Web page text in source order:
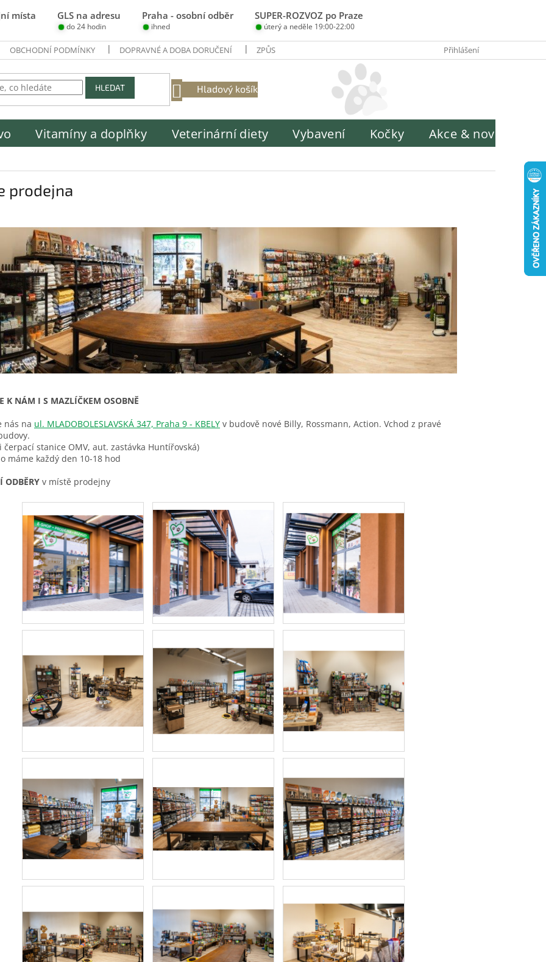
místa GLS na adresu Praha - osobní odběr SUPER-ROZVOZ po Praze
do 24 hodin ihned úterý a neděle 19:00-22:00
OBCHODNÍ PODMÍNKY DOPRAVNÉ A DOBA DORUČENÍ ZPŮSOBY PLATBY INFORMACE O ZPRACOVÁNÍ OSOBNÍCH ÚDAJŮ
Přihlášení
HLEDAT
NÁKUPNÍ
Hladový košík
Vitamíny a doplňky Veterinární diety Vybavení Kočky Akce & novinky
prodejna
K NÁM I S MAZLÍČKEM OSOBNĚ
nás na ul. MLADOBOLESLAVSKÁ 347, Praha 9 - KBELY v budově nové Billy, Rossmann, Action. Vchod z pravé
čerpací stanice OMV, aut. zastávka Huntířovská)
máme každý den 10-18 hod
ODBĚRY v místě prodejny